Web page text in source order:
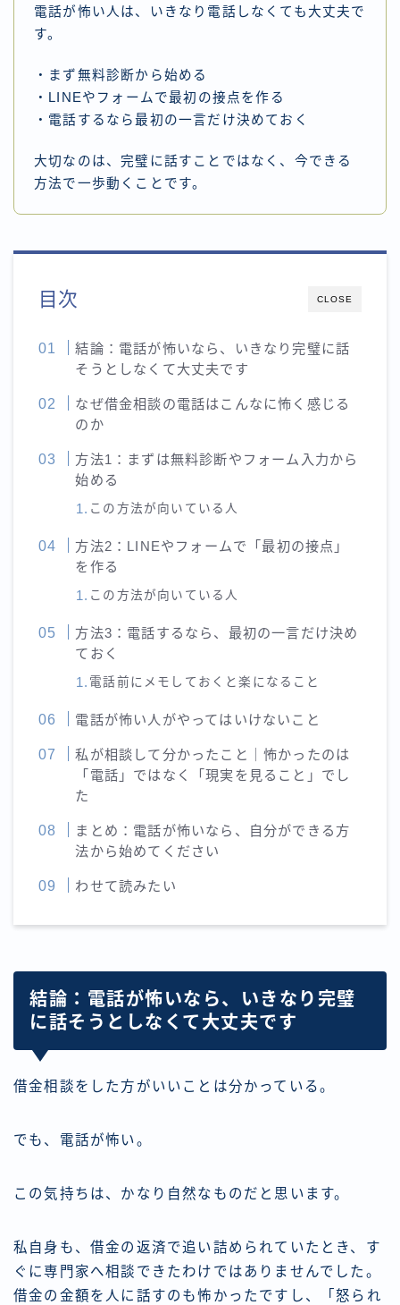
電話が怖い人は、いきなり電話しなくても大丈夫で
す。
・まず無料診断から始める
・LINEやフォームで最初の接点を作る
・電話するなら最初の一言だけ決めておく
大切なのは、完璧に話すことではなく、今できる
方法で一歩動くことです。
CLOSE
目次
結論：電話が怖いなら、いきなり完璧に話
そうとしなくて大丈夫です
なぜ借金相談の電話はこんなに怖く感じる
のか
方法1：まずは無料診断やフォーム入力から
始める
この方法が向いている人
方法2：LINEやフォームで「最初の接点」
を作る
この方法が向いている人
方法3：電話するなら、最初の一言だけ決め
ておく
電話前にメモしておくと楽になること
電話が怖い人がやってはいけないこと
私が相談して分かったこと｜怖かったのは
「電話」ではなく「現実を見ること」でし
た
まとめ：電話が怖いなら、自分ができる方
法から始めてください
わせて読みたい
結論：電話が怖いなら、いきなり完璧
に話そうとしなくて大丈夫です
借金相談をした方がいいことは分かっている。
でも、電話が怖い。
この気持ちは、かなり自然なものだと思います。
私自身も、借金の返済で追い詰められていたとき、す
ぐに専門家へ相談できたわけではありませんでした。
借金の金額を人に話すのも怖かったですし、「怒られ